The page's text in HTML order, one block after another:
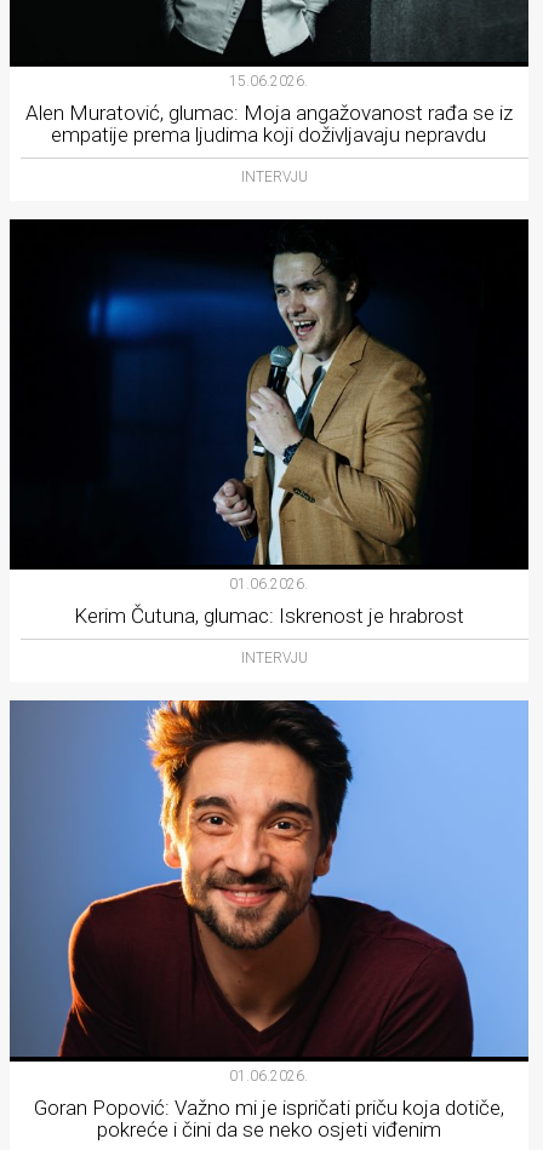
15.06.2026.
Alen Muratović, glumac: Moja angažovanost rađa se iz
empatije prema ljudima koji doživljavaju nepravdu
INTERVJU
01.06.2026.
Kerim Čutuna, glumac: Iskrenost je hrabrost
INTERVJU
01.06.2026.
Goran Popović: Važno mi je ispričati priču koja dotiče,
pokreće i čini da se neko osjeti viđenim